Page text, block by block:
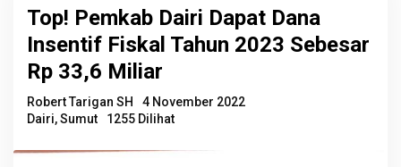
Top! Pemkab Dairi Dapat Dana
Insentif Fiskal Tahun 2023 Sebesar
Rp 33,6 Miliar
Robert Tarigan SH
4 November 2022
Dairi,Sumut 1255 Dilihat